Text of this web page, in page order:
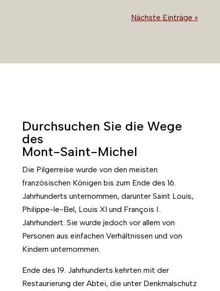
Nächste Einträge »
Durchsuchen Sie die Wege
des
Mont-Saint-Michel
Die Pilgerreise wurde von den meisten
französischen Königen bis zum Ende des 16.
Jahrhunderts unternommen, darunter Saint Louis,
Philippe-le-Bel, Louis XI und François I..
Jahrhundert. Sie wurde jedoch vor allem von
Personen aus einfachen Verhältnissen und von
Kindern unternommen.
Ende des 19. Jahrhunderts kehrten mit der
Restaurierung der Abtei, die unter Denkmalschutz